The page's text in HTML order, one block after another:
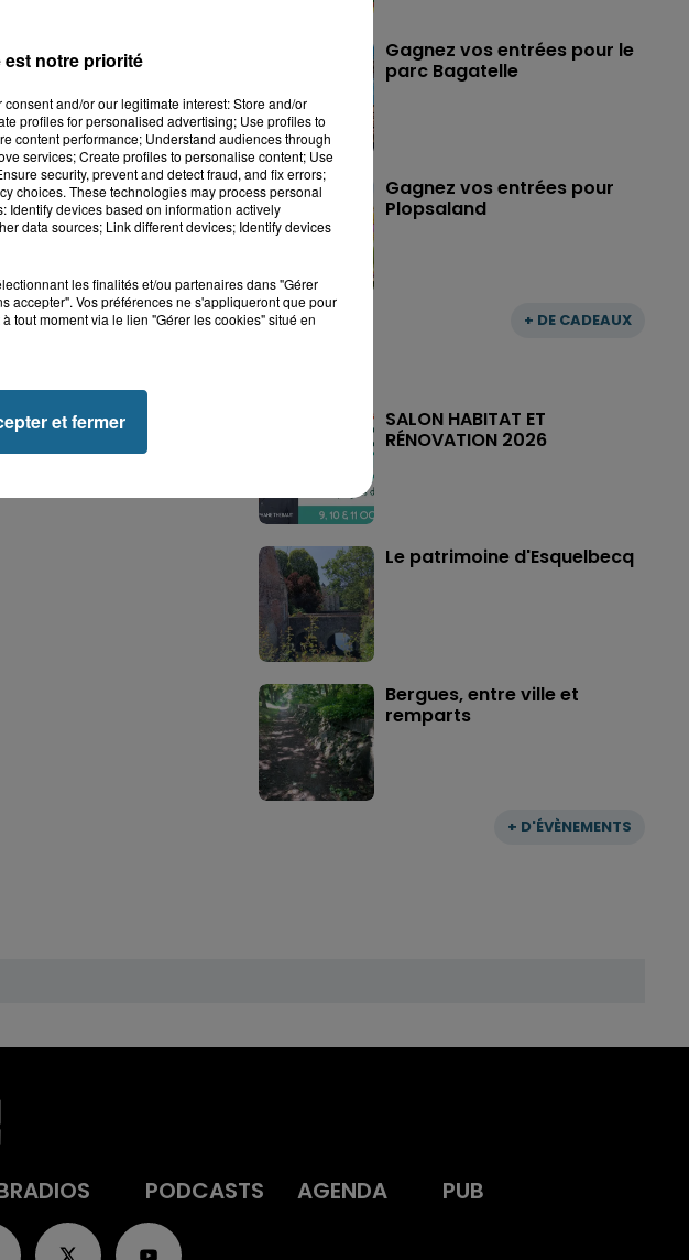
+ DE CADEAUX
Gagnez vos entrées pour le
parc Bagatelle
Gagnez vos entrées pour
Plopsaland
+ D'ÉVÈNEMENTS
SALON HABITAT ET
RÉNOVATION 2026
Le patrimoine d'Esquelbecq
Bergues, entre ville et
remparts
PODCASTS AGENDA PUB
est notre priorité
and/or our legitimate interest: Store and/or
profiles for personalised advertising; Use profiles to
content performance; Understand audiences through
services; Create profiles to personalise content; Use
security, prevent and detect fraud, and fix errors;
choices. These technologies may process personal
Identify devices based on information actively
data sources; Link different devices; Identify devices
les finalités et/ou partenaires dans "Gérer
accepter". Vos préférences ne s'appliqueront que pour
tout moment via le lien "Gérer les cookies" situé en
et fermer